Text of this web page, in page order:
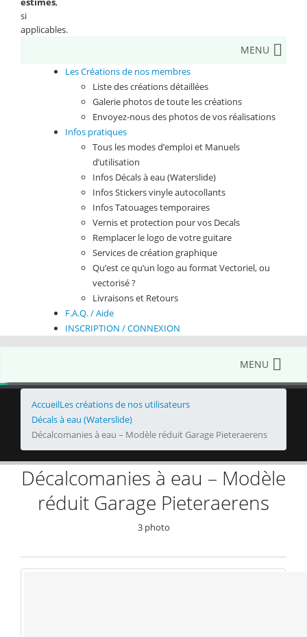
si
applicables.
MENU
Les Créations de nos membres
Liste des créations détaillées
Galerie photos de toute les créations
Envoyez-nous des photos de vos réalisations
Infos pratiques
Tous les modes d’emploi et Manuels
d’utilisation
Infos Décals à eau (Waterslide)
Infos Stickers vinyle autocollants
Infos Tatouages temporaires
Vernis et protection pour vos Decals
Remplacer le logo de votre guitare
Services de création graphique
Qu’est ce qu’un logo au format Vectoriel, ou
vectorisé ?
Livraisons et Retours
F.A.Q. / Aide
INSCRIPTION / CONNEXION
MENU
AccueilLes créations de nos utilisateurs
Décals à eau (Waterslide)
Décalcomanies à eau – Modèle réduit Garage Pieteraerens
Décalcomanies à eau – Modèle
réduit Garage Pieteraerens
3 photo